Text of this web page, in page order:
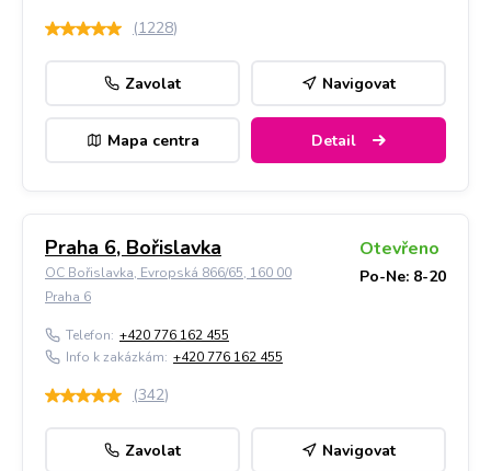
(1228)
Zavolat Navigovat
Mapa centra Detail
Praha 6, Bořislavka
OC Bořislavka, Evropská 866/65, 160 00
Praha 6
Otevřeno
Po-Ne: 8-20
Telefon: +420 776 162 455
Info k zakázkám: +420 776 162 455
(342)
Zavolat Navigovat